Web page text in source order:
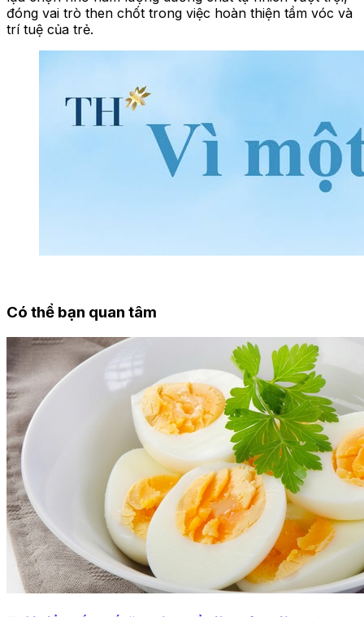
đóng vai trò then chốt trong việc hoàn thiện tầm vóc và
trí tuệ của trẻ.
Có thể bạn quan tâm